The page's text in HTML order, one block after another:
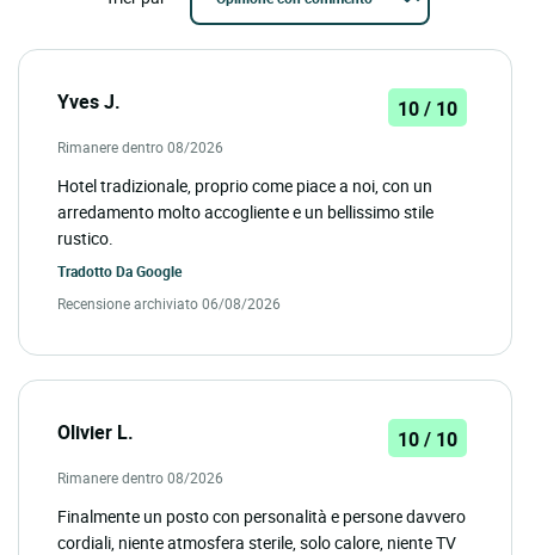
Yves J. 10 / 10
Rimanere dentro 08/2026
Hotel tradizionale, proprio come piace a noi, con un
arredamento molto accogliente e un bellissimo stile
rustico.
Tradotto DaGoogle
Recensione archiviato 06/08/2026
Olivier L. 10 / 10
Rimanere dentro 08/2026
Finalmente un posto con personalità e persone davvero
cordiali, niente atmosfera sterile, solo calore, niente TV